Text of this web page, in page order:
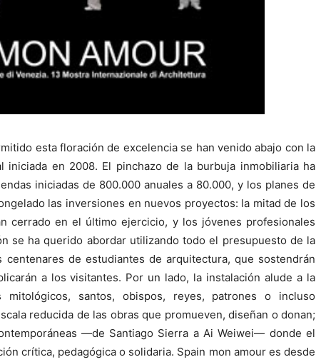
esta floración de excelencia se han venido abajo con la
iniciada en 2008. El pinchazo de la burbuja inmobiliaria ha
iniciadas de 800.000 anuales a 80.000, y los planes de
las inversiones en nuevos proyectos: la mitad de los
cerrado en el último ejercicio, y los jóvenes profesionales
se ha querido abordar utilizando todo el presupuesto de la
centenares de estudiantes de arquitectura, que sostendrán
a los visitantes. Por un lado, la instalación alude a la
mitológicos, santos, obispos, reyes, patrones o incluso
reducida de las obras que promueven, diseñan o donan;
—de Santiago Sierra a Ai Weiwei— donde el
crítica, pedagógica o solidaria. Spain mon amour es desde